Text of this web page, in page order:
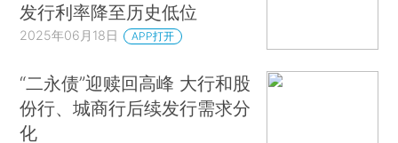
发行利率降至历史低位
2025年06月18日 APP打开
“二永债”迎赎回高峰 大行和股
份行、城商行后续发行需求分
化